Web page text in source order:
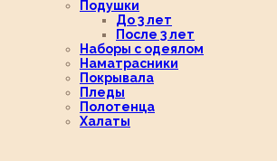
Подушки
До 3 лет
После 3 лет
Наборы с одеялом
Наматрасники
Покрывала
Пледы
Полотенца
Халаты